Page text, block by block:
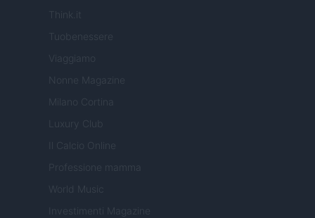
Tuobenessere
Viaggiamo
Nonne Magazine
Milano Cortina
Luxury Club
Il Calcio Online
Professione mamma
World Music
Investimenti Magazine